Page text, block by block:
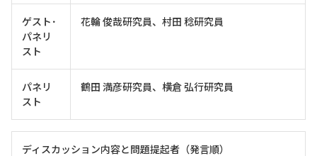
ゲスト･
パネリ
スト
花輪 俊哉研究員、村田 稔研究員
パネリ
スト
鶴田 満彦研究員、横倉 弘行研究員
ディスカッション内容と問題提起者（発言順）